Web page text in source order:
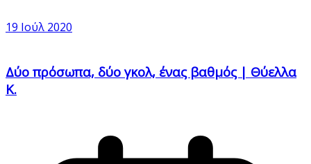
19 Ιούλ 2020
Δύο πρόσωπα, δύο γκολ, ένας βαθμός | Θύελλα
Κ.